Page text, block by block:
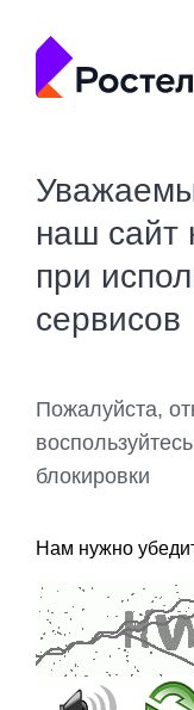
наш сайт
при
сервисов
Пожалуйста,
блокировки
Нам нужно